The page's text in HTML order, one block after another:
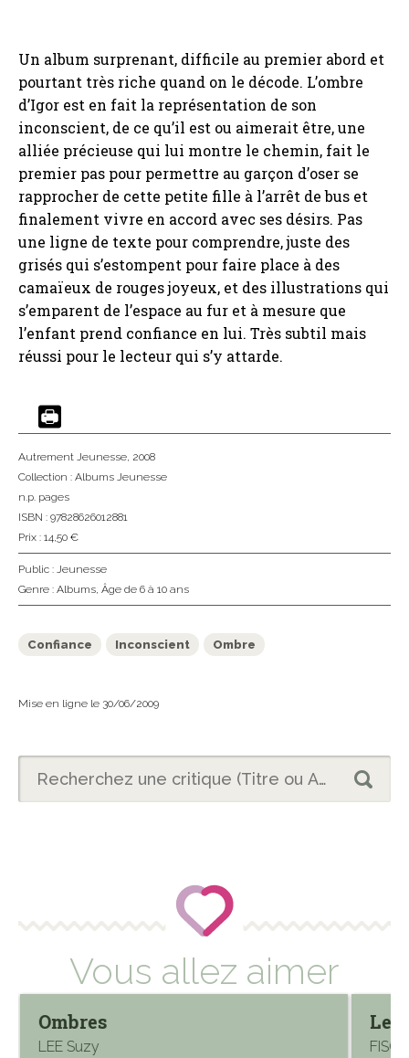
Un album surprenant, difficile au premier abord et
pourtant très riche quand on le décode. L’ombre
d’Igor est en fait la représentation de son
inconscient, de ce qu’il est ou aimerait être, une
alliée précieuse qui lui montre le chemin, fait le
premier pas pour permettre au garçon d’oser se
rapprocher de cette petite fille à l’arrêt de bus et
finalement vivre en accord avec ses désirs. Pas
une ligne de texte pour comprendre, juste des
grisés qui s’estompent pour faire place à des
camaïeux de rouges joyeux, et des illustrations qui
s’emparent de l’espace au fur et à mesure que
l’enfant prend confiance en lui. Très subtil mais
réussi pour le lecteur qui s’y attarde.
Autrement Jeunesse, 2008
Collection : Albums Jeunesse
n.p. pages
ISBN : 97828626012881
Prix : 14,50 €
Public : Jeunesse
Genre : Albums, Âge de 6 à 10 ans
Confiance Inconscient Ombre
Mise en ligne le 30/06/2009
Vous allez aimer
Ombres
LEE Suzy
Les